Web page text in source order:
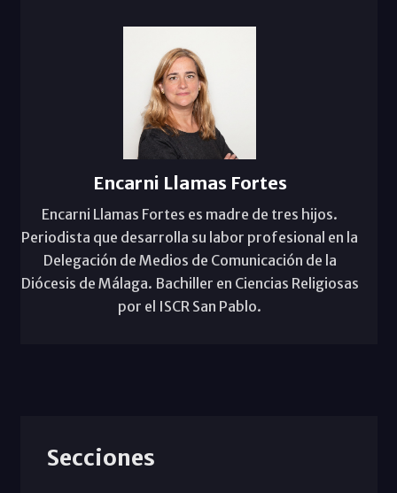
Encarni Llamas Fortes
Encarni Llamas Fortes es madre de tres hijos.
Periodista que desarrolla su labor profesional en la
Delegación de Medios de Comunicación de la
Diócesis de Málaga. Bachiller en Ciencias Religiosas
por el ISCR San Pablo.
Secciones